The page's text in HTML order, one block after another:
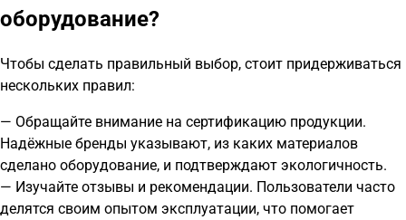
оборудование?
Чтобы сделать правильный выбор, стоит придерживаться
нескольких правил:
— Обращайте внимание на сертификацию продукции.
Надёжные бренды указывают, из каких материалов
сделано оборудование, и подтверждают экологичность.
— Изучайте отзывы и рекомендации. Пользователи часто
делятся своим опытом эксплуатации, что помогает